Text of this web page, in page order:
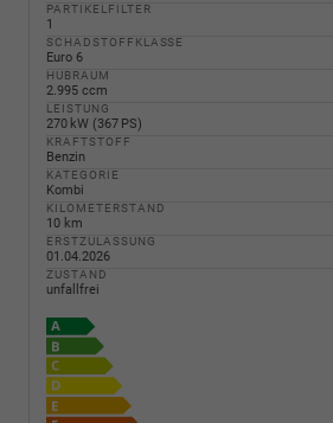
PARTIKELFILTER
1
SCHADSTOFFKLASSE
Euro 6
HUBRAUM
2.995 ccm
LEISTUNG
270 kW (367 PS)
KRAFTSTOFF
Benzin
KATEGORIE
Kombi
KILOMETERSTAND
10 km
ERSTZULASSUNG
01.04.2026
ZUSTAND
unfallfrei